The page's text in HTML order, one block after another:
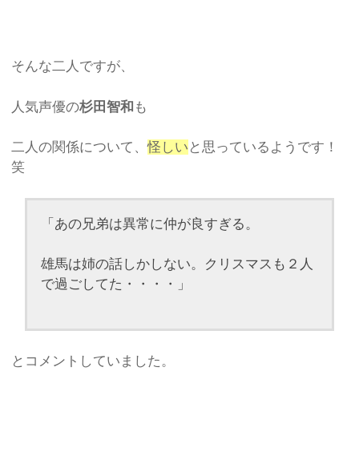
そんな二人ですが、
人気声優の杉田智和 も
二人の関係について、怪しい と思っているようです！
笑
「あの兄弟は異常に仲が良すぎる。
雄馬は姉の話しかしない。クリスマスも２人
で過ごしてた・・・・」
とコメントしていました。